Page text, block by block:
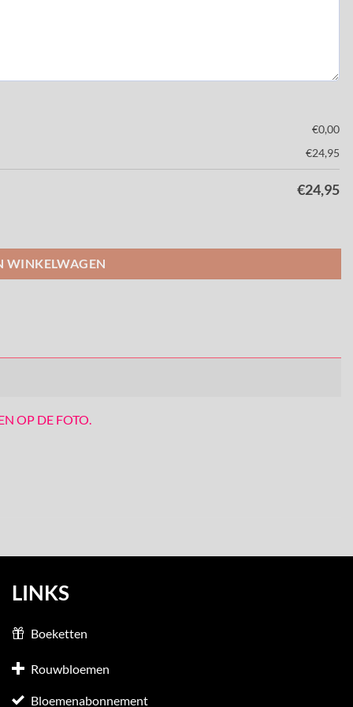
€0,00
€24,95
€24,95
WINKELWAGEN
OP DE FOTO.
LINKS
Boeketten
Rouwbloemen
Bloemenabonnement